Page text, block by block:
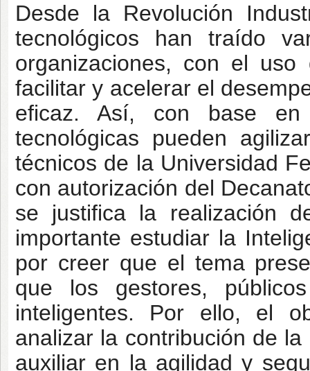
Desde la Revolución
tecnológicos han traído
organizaciones, con el
facilitar y acelerar el
eficaz. Así, con base
tecnológicas pueden
técnicos de la Universidad
con autorización del
se justifica la realización
importante estudiar la
por creer que el tema
que los gestores,
inteligentes. Por ello, el
analizar la contribución de
auxiliar en la agilidad y